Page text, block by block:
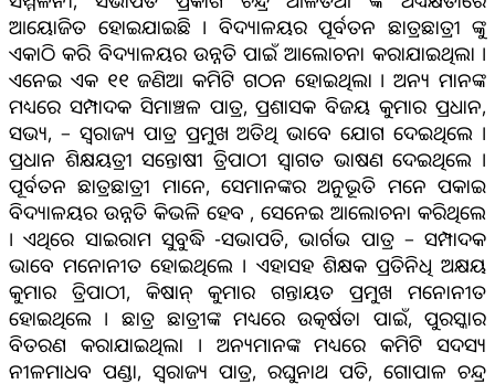
ଆୟୋଜିତ ହୋଇଯାଇଛି । ବିଦ୍ୟାଳୟର ପୂର୍ବତନ ଛାତ୍ରଛାତ୍ରୀ ଙ୍କୁ
ଏକାଠି କରି ବିଦ୍ୟାଳୟର ଉନ୍ନତି ପାଇଁ ଆଲୋଚନା କରାଯାଇଥିଲା ।
ଏନେଇ ଏକ ୧୧ ଜଣିଆ କମିଟି ଗଠନ ହୋଇଥିଲା । ଅନ୍ୟ ମାନଙ୍କ
ମଧ୍ୟରେ ସମ୍ପାଦକ ସିମାଞ୍ଚଳ ପାତ୍ର, ପ୍ରଶାସକ ବିଜୟ କୁମାର ପ୍ରଧାନ,
ସଭ୍ୟ, – ସ୍ଵରାଜ୍ୟ ପାତ୍ର ପ୍ରମୁଖ ଅତିଥି ଭାବେ ଯୋଗ ଦେଇଥିଲେ ।
ପ୍ରଧାନ ଶିକ୍ଷୟତ୍ରୀ ସନ୍ତୋଷୀ ତ୍ରିପାଠୀ ସ୍ବାଗତ ଭାଷଣ ଦେଇଥିଲେ ।
ପୂର୍ବତନ ଛାତ୍ରଛାତ୍ରୀ ମାନେ, ସେମାନଙ୍କର ଅନୁଭୂତି ମନେ ପକାଇ
ବିଦ୍ୟାଳୟର ଉନ୍ନତି କିଭଳି ହେବ , ସେନେଇ ଆଲୋଚନା କରିଥିଲେ
। ଏଥିରେ ସାଇରାମ ସୁବୁଦ୍ଧି -ସଭାପତି, ଭାର୍ଗଭ ପାତ୍ର – ସମ୍ପାଦକ
ଭାବେ ମନୋନୀତ ହୋଇଥିଲେ । ଏହାସହ ଶିକ୍ଷକ ପ୍ରତିନିଧି ଅକ୍ଷୟ
କୁମାର ତ୍ରିପାଠୀ, କିଷାନ୍ କୁମାର ଗନ୍ତାୟତ ପ୍ରମୁଖ ମନୋନୀତ
ହୋଇଥିଲେ । ଛାତ୍ର ଛାତ୍ରୀଙ୍କ ମଧ୍ୟରେ ଉତ୍କର୍ଷତା ପାଇଁ, ପୁରସ୍କାର
ବିତରଣ କରାଯାଇଥିଲା । ଅନ୍ୟମାନଙ୍କ ମଧ୍ୟରେ କମିଟି ସଦସ୍ୟ
ନୀଳମାଧବ ପଣ୍ଡା, ସ୍ବରାଜ୍ୟ ପାତ୍ର, ରଘୁନାଥ ପତି, ଗୋପାଳ ଚନ୍ଦ୍ର